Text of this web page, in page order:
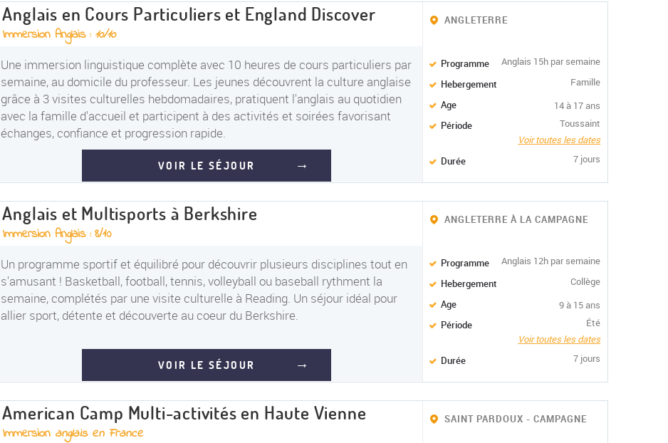
Anglais en Cours Particuliers et England Discover
Immersion Anglais : 10/10
Une immersion linguistique complète avec 10 heures de cours particuliers par
semaine, au domicile du professeur. Les jeunes découvrent la culture anglaise
grâce à 3 visites culturelles hebdomadaires, pratiquent l'anglais au quotidien
avec la famille d'accueil et participent à des activités et soirées favorisant
échanges, confiance et progression rapide.
VOIR LE SÉJOUR
ANGLETERRE
Programme
Anglais 15h par semaine
Hebergement
Famille
Age
14 à 17 ans
Période
Toussaint
Voir toutes les dates
Durée
7 jours
Anglais et Multisports à Berkshire
Immersion Anglais : 8/10
Un programme sportif et équilibré pour découvrir plusieurs disciplines tout en
s'amusant ! Basketball, football, tennis, volleyball ou baseball rythment la
semaine, complétés par une visite culturelle à Reading. Un séjour idéal pour
allier sport, détente et découverte au coeur du Berkshire.
VOIR LE SÉJOUR
ANGLETERRE À LA CAMPAGNE
Programme
Anglais 12h par semaine
Hebergement
Collège
Age
9 à 15 ans
Période
Été
Voir toutes les dates
Durée
7 jours
American Camp Multi-activités en Haute Vienne
Immersion anglais en France
SAINT PARDOUX - CAMPAGNE